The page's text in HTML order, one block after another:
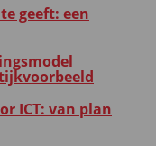
geeft: een
ICT: van plan